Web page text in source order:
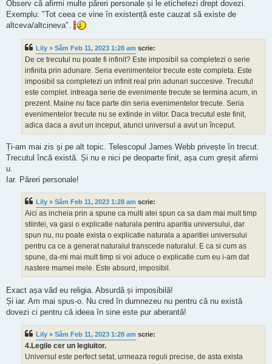
Observ că afirmi multe păreri personale și le etichetezi drept dovezi.
Exemplu: "Tot ceea ce vine în existență este cauzat să existe de
altceva/altcineva".
Lily » Sâm Feb 11, 2023 1:28 am scrie:
De ce trecutul nu poate fi infinit? Este imposibil sa completezi o serie
infinita prin adunare. Seria evenimentelor trecute este completa. Este
imposibil sa completezi un infinit real prin adunari succesive. Trecutul
este complet. intreaga serie de evenimente trecute se termina acum, in
prezent. Maine nu face parte din seria evenimentelor trecute. Seria
evenimentelor trecute nu se extinde in viitor. Daca trecutul este finit,
adica daca a avut un inceput, atunci universul a avut un început.
Ți-am mai zis și pe alt topic. Telescopul James Webb privește în trecut.
Trecutul încă există. Și nu e nici pe deoparte finit, așa cum greșit afirmi
u.
Iar. Păreri personale!
Lily » Sâm Feb 11, 2023 1:28 am scrie:
Aici as incheia prin a spune ca multi atei spun ca sa dam mai mult timp
stiintei, va gasi o explicatie naturala pentru aparitia universului, dar
spun nu, nu poate exista o explicatie naturala a aparitiei universului
pentru ca ce a generat naturalul transcede naturalul. E ca si cum as
spune, da-mi mai mult timp si voi aduce o explicatie cum eu i-am dat
nastere mamei mele. Este absurd, imposibil.
Exact așa văd eu religia. Absurdă și imposibilă!
Și iar. Am mai spus-o. Nu cred în dumnezeu nu pentru că nu există
dovezi ci pentru că ideea în sine este pur aberantă!
Lily » Sâm Feb 11, 2023 1:28 am scrie:
4.Legile cer un legiuitor.
Universul este perfect setat, urmeaza reguli precise, de asta exista